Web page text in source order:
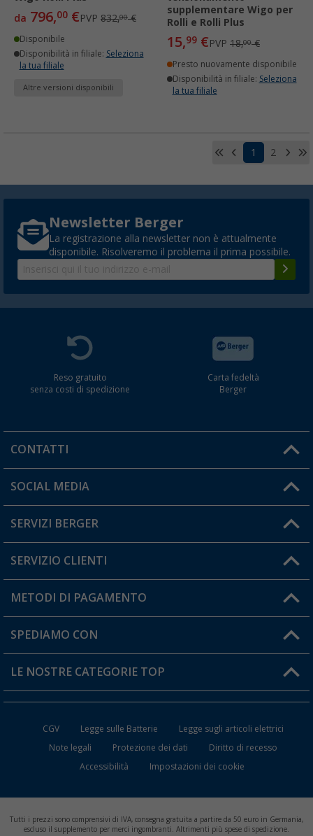
da 796,00 €PVP 832,00€
Disponibile
Disponibilità in filiale: Seleziona
la tua filiale
Altre versioni disponibili
supplementare Wigo per
Rolli e Rolli Plus
15,99 €PVP 18,00€
Presto nuovamente disponibile
Disponibilità in filiale: Seleziona
la tua filiale
1 2
Newsletter Berger
La registrazione alla newsletter non è attualmente
disponibile. Risolveremo il problema il prima possibile.
Reso gratuito
senza costi di spedizione
Carta fedeltà
Berger
CONTATTI
Orari di apertura del servizio:
Hai una domanda?
SOCIAL MEDIA
SERVIZI BERGER
Diventare rivenditori
Il mio Account
Carta fedeltà Berger
SERVIZIO CLIENTI
Informazioni sulla spedizione
Resi
FAQ e Contatti
METODI DI PAGAMENTO
SPEDIAMO CON
LE NOSTRE CATEGORIE TOP
WC da Campeggio
Mobili per il Campeggio
Frigo Portatili
Climatizzatori per Camper
CGV Legge sulle Batterie
Legge sugli articoli elettrici
Note legali
Protezione dei dati
Diritto di recesso
Accessibilità
Impostazioni dei cookie
Tutti i prezzi sono comprensivi di IVA, consegna gratuita a partire da 50 euro in Germania,
escluso il supplemento per merci ingombranti. Altrimenti più spese di spedizione.